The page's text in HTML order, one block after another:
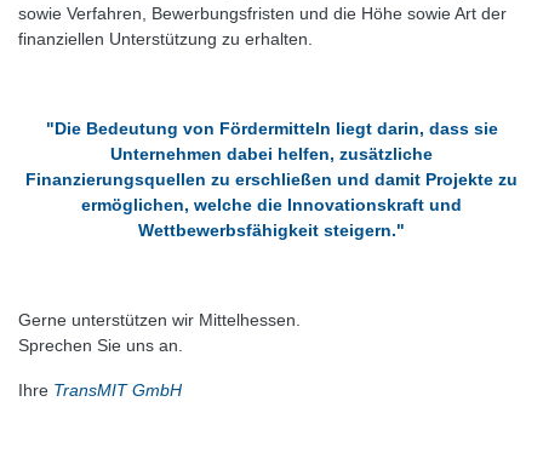
sowie Verfahren, Bewerbungsfristen und die Höhe sowie Art der
finanziellen Unterstützung zu erhalten.
"Die Bedeutung von Fördermitteln liegt darin, dass sie
Unternehmen dabei helfen, zusätzliche
Finanzierungsquellen zu erschließen und damit Projekte zu
ermöglichen, welche die Innovationskraft und
Wettbewerbsfähigkeit steigern."
Gerne unterstützen wir Mittelhessen.
Sprechen Sie uns an.
Ihre TransMIT GmbH